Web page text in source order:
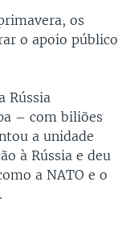
os
o apoio público
Rússia
– com biliões
a unidade
à Rússia e deu
a NATO e o